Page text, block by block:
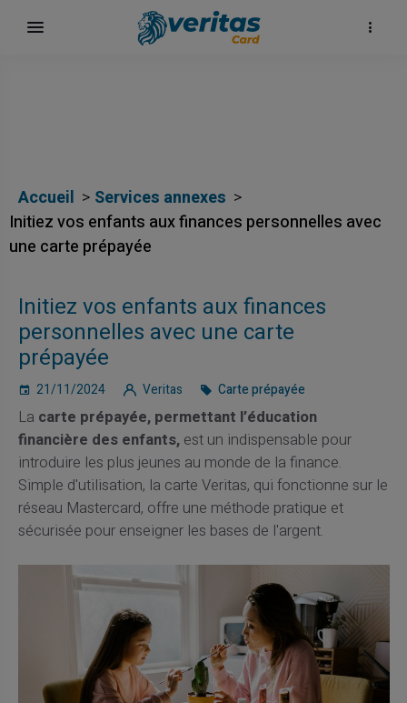
Accueil
Services annexes
Initiez vos enfants aux finances personnelles avec
une carte prépayée
Initiez vos enfants aux finances
personnelles avec une carte
prépayée
21/11/2024 Veritas Carte prépayée
La carte prépayée, permettant l’éducation
financière des enfants,est un indispensable pour
introduire les plus jeunes au monde de la finance.
Simple d'utilisation, la carte Veritas, qui fonctionne sur le
réseau Mastercard, offre une méthode pratique et
sécurisée pour enseigner les bases de l'argent.